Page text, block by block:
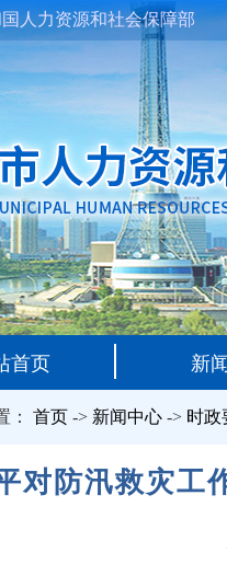
人力资源和社会保障部
首页 新
： 首页-> 新闻中心-> 时政
对防汛救灾工